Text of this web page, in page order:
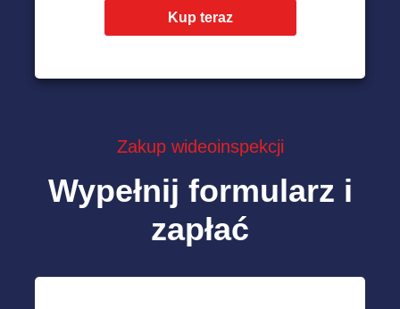
Kup teraz
Zakup wideoinspekcji
Wypełnij formularz i
zapłać